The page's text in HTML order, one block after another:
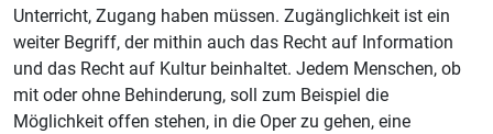
Unterricht, Zugang haben müssen. Zugänglichkeit ist ein
weiter Begriff, der mithin auch das Recht auf Information
und das Recht auf Kultur beinhaltet. Jedem Menschen, ob
mit oder ohne Behinderung, soll zum Beispiel die
Möglichkeit offen stehen, in die Oper zu gehen, eine